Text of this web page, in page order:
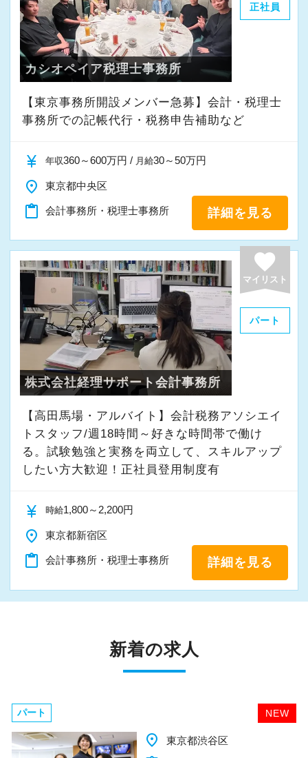
正社員
カシオペイア税理士事務所
【東京事務所開設メンバー急募】会計・税理士
事務所での記帳代行・税務申告補助など
currency_yen 年収360～600万円 / 月給30～50万円
place 東京都中央区
content_paste 会計事務所・税理士事務所 詳細を見る
favorite
マイリスト
パート
株式会社経理サポート会計事務所
【高田馬場・アルバイト】会計税務アソシエイ
トスタッフ/週18時間～好きな時間帯で働け
る。試験勉強と実務を両立して、スキルアップ
したい方大歓迎！正社員登用制度有
currency_yen 時給1,800～2,200円
place 東京都新宿区
content_paste 会計事務所・税理士事務所 詳細を見る
新着の求人
NEW
パート
place 千葉県柏市